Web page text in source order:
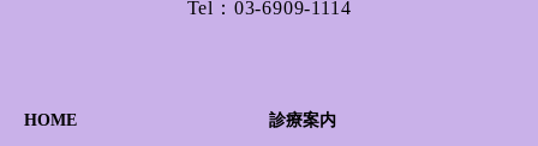
Tel： 03-6909-1114
HOME
診療案内